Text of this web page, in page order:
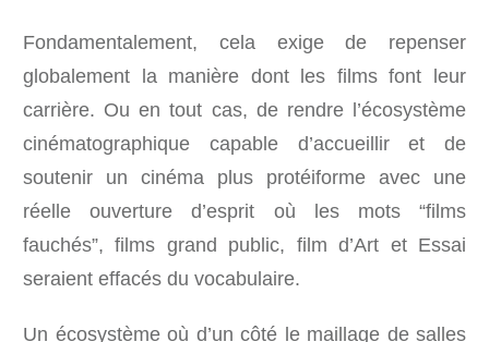
Fondamentalement, cela exige de repenser
globalement la manière dont les films font leur
carrière. Ou en tout cas, de rendre l’écosystème
cinématographique capable d’accueillir et de
soutenir un cinéma plus protéiforme avec une
réelle ouverture d’esprit où les mots “films
fauchés”, films grand public, film d’Art et Essai
seraient effacés du vocabulaire.
Un écosystème où d’un côté le maillage de salles